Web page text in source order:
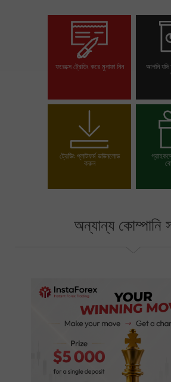
ফরেক্সে ট্রেডিং করে মুনাফা নিন আপনি যদি
ডেমো
ট্রেডিং প্লাটফর্ম ডাউনলোড
করুন
অন্যান্য কোম্পানি